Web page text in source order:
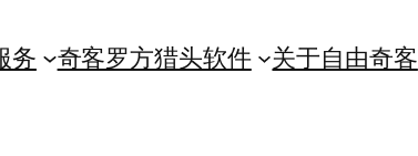
务 奇客罗方猎头软件 关于自由奇客